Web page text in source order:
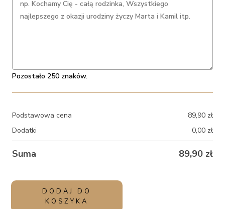
Pozostało 250 znaków.
Podstawowa cena 89,90 zł
Dodatki
0,00 zł
Suma 89,90 zł
ilość
DODAJ DO
KOSZYKA